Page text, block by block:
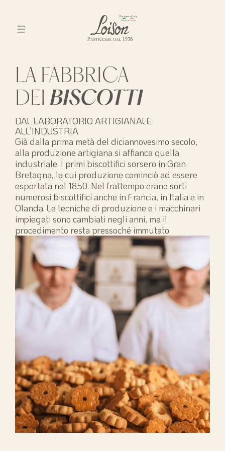
content
LA FABBRICA
DEI BISCOTTI
DAL LABORATORIO ARTIGIANALE
ALL’INDUSTRIA
Già dalla prima metà del diciannovesimo secolo,
alla produzione artigiana si affianca quella
industriale. I primi biscottifici sorsero in Gran
Bretagna, la cui produzione cominciò ad essere
esportata nel 1850. Nel frattempo erano sorti
numerosi biscottifici anche in Francia, in Italia e in
Olanda. Le tecniche di produzione e i macchinari
impiegati sono cambiati negli anni, ma il
procedimento resta pressoché immutato.